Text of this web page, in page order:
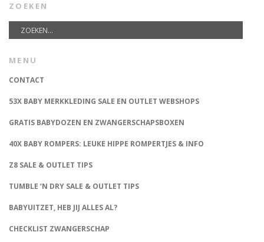
ZOEKEN
MENU
CONTACT
53X BABY MERKKLEDING SALE EN OUTLET WEBSHOPS
GRATIS BABYDOZEN EN ZWANGERSCHAPSBOXEN
40X BABY ROMPERS: LEUKE HIPPE ROMPERTJES & INFO
Z8 SALE & OUTLET TIPS
TUMBLE ‘N DRY SALE & OUTLET TIPS
BABYUITZET, HEB JIJ ALLES AL?
CHECKLIST ZWANGERSCHAP